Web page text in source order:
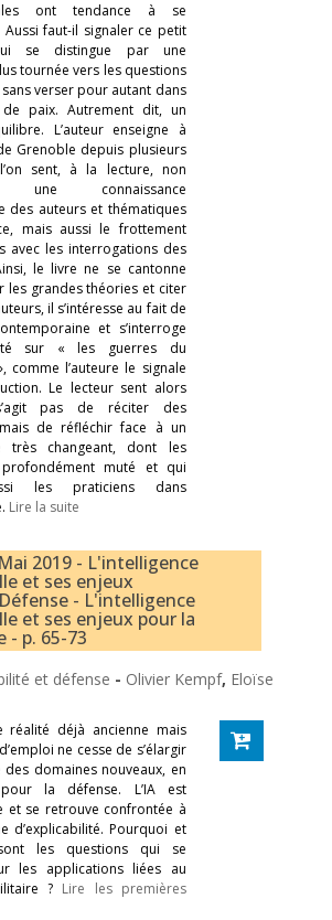
ont tendance à se
Aussi faut-il signaler ce petit
se distingue par une
tournée vers les questions
verser pour autant dans
paix. Autrement dit, un
L’auteur enseigne à
Grenoble depuis plusieurs
sent, à la lecture, non
une connaissance
des auteurs et thématiques
mais aussi le frottement
avec les interrogations des
le livre ne se cantonne
les grandes théories et citer
il s’intéresse au fait de
et s’interroge
sur « les guerres du
comme l’auteure le signale
Le lecteur sent alors
pas de réciter des
de réfléchir face à un
très changeant, dont les
muté et qui
les praticiens dans
Lire la suite
2019 - L'intelligence
et ses enjeux
- L'intelligence
et ses enjeux pour la
- p. 65-73
et défense - Olivier Kempf, Eloïse
réalité déjà ancienne mais
ne cesse de s’élargir
des domaines nouveaux, en
la défense. L’IA est
et se retrouve confrontée à
d’explicabilité. Pourquoi et
les questions qui se
les applications liées au
? Lire les premières